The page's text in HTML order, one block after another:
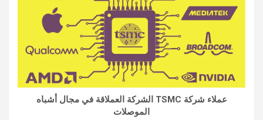
عملاء شركة TSMC الشركة العملاقة في مجال أشباه
الموصلات